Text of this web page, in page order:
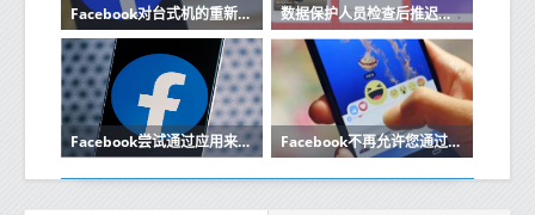
Facebook对台式机的重新设计外观将于2020年春季之前推出 数据保护人员检查后推迟了在欧洲的Facebook约会发布
Facebook尝试通过应用来记录您的爱好 Facebook不再允许您通过电话号码搜索朋友